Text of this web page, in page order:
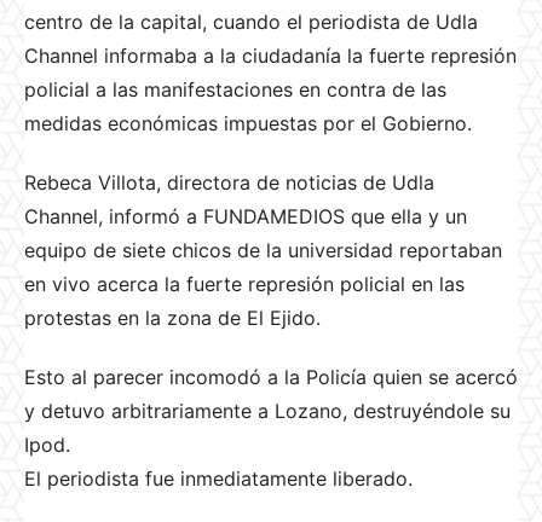
centro de la capital, cuando el periodista de Udla
Channel informaba a la ciudadanía la fuerte represión
policial a las manifestaciones en contra de las
medidas económicas impuestas por el Gobierno.
Rebeca Villota, directora de noticias de Udla
Channel, informó a FUNDAMEDIOS que ella y un
equipo de siete chicos de la universidad reportaban
en vivo acerca la fuerte represión policial en las
protestas en la zona de El Ejido.
Esto al parecer incomodó a la Policía quien se acercó
y detuvo arbitrariamente a Lozano, destruyéndole su
Ipod.
El periodista fue inmediatamente liberado.